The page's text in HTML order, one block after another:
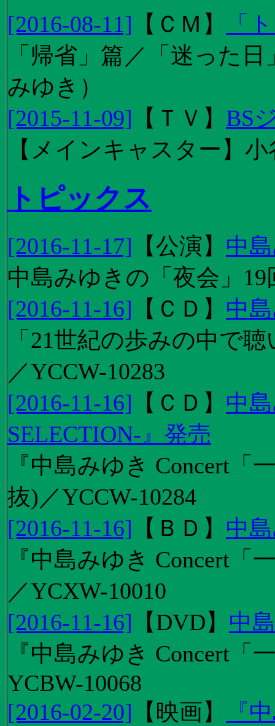
[2016-08-11] 【 ＣＭ 】
「
「帰省」篇／「迷った
みゆき）
[2015-11-09] 【 ＴＶ 】 BS
【メインキャスター】
トピックス
[2016-11-17] 【公演 】 中
中島みゆきの「夜会」
[2016-11-16] 【 ＣＤ 】 中
「21世紀の歩みの中で
／YCCW-10283
[2016-11-16] 【 ＣＤ 】 中
SELECTION-』発売
『中島みゆき Concert
抜)／YCCW-10284
[2016-11-16] 【 ＢＤ 】 中
『中島みゆき Concert
／YCXW-10010
[2016-11-16] 【DVD】 中
『中島みゆき Concert
YCBW-10068
[2016-02-20] 【 映画】
『